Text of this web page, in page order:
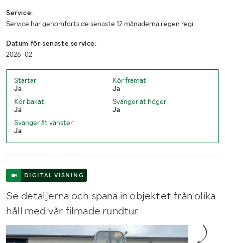
Service:
Service har genomförts de senaste 12 månaderna i egen regi
Datum för senaste service:
2026-02
Startar
Ja
Kör framåt
Ja
Kör bakåt
Ja
Svänger åt höger
Ja
Svänger åt vänster
Ja
DIGITAL VISNING
Se detaljerna och spana in objektet från olika
håll med vår filmade rundtur